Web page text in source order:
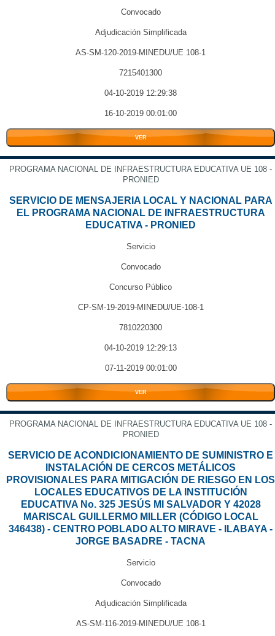
Convocado
Adjudicación Simplificada
AS-SM-120-2019-MINEDU/UE 108-1
7215401300
04-10-2019 12:29:38
16-10-2019 00:01:00
VER
PROGRAMA NACIONAL DE INFRAESTRUCTURA EDUCATIVA UE 108 -
PRONIED
SERVICIO DE MENSAJERIA LOCAL Y NACIONAL PARA
EL PROGRAMA NACIONAL DE INFRAESTRUCTURA
EDUCATIVA - PRONIED
Servicio
Convocado
Concurso Público
CP-SM-19-2019-MINEDU/UE-108-1
7810220300
04-10-2019 12:29:13
07-11-2019 00:01:00
VER
PROGRAMA NACIONAL DE INFRAESTRUCTURA EDUCATIVA UE 108 -
PRONIED
SERVICIO DE ACONDICIONAMIENTO DE SUMINISTRO E
INSTALACIÓN DE CERCOS METÁLICOS
PROVISIONALES PARA MITIGACIÓN DE RIESGO EN LOS
LOCALES EDUCATIVOS DE LA INSTITUCIÓN
EDUCATIVA No. 325 JESÚS MI SALVADOR Y 42028
MARISCAL GUILLERMO MILLER (CÓDIGO LOCAL
346438) - CENTRO POBLADO ALTO MIRAVE - ILABAYA -
JORGE BASADRE - TACNA
Servicio
Convocado
Adjudicación Simplificada
AS-SM-116-2019-MINEDU/UE 108-1